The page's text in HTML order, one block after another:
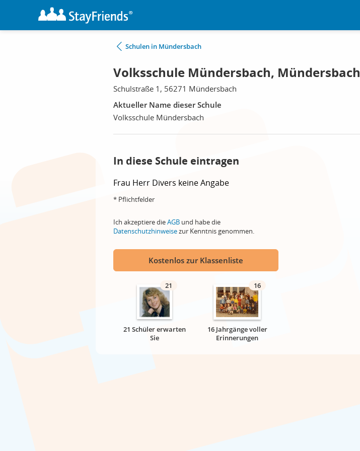
Schulen in Mündersbach
Volksschule Mündersbach, Mündersbach
Schulstraße 1, 56271 Mündersbach
Aktueller Name dieser Schule
Volksschule Mündersbach
In diese Schule eintragen
Frau Herr Divers keine Angabe
* Pflichtfelder
Ich akzeptiere dieAGB und habe die
Datenschutzhinweisezur Kenntnis genommen.
Kostenlos zur Klassenliste
21
21 Schüler erwarten
Sie
16
16 Jahrgänge voller
Erinnerungen